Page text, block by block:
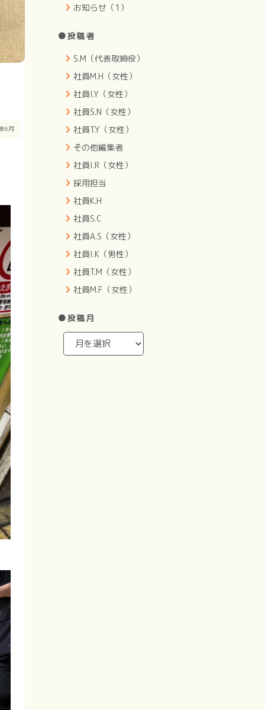
6月
お知らせ（1）
●投稿者
S.M（代表取締役）
社員M.H（女性）
社員I.Y（女性）
社員S.N（女性）
社員T.Y（女性）
その他編集者
社員I.R（女性）
採用担当
社員K.H
社員S.C
社員A.S（女性）
社員I.K（男性）
社員T.M（女性）
社員M.F（女性）
●投稿月